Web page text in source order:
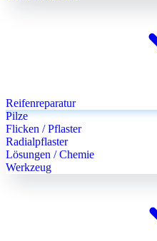
Reifenreparatur
Pilze
Flicken / Pflaster
Radialpflaster
Lösungen / Chemie
Werkzeug